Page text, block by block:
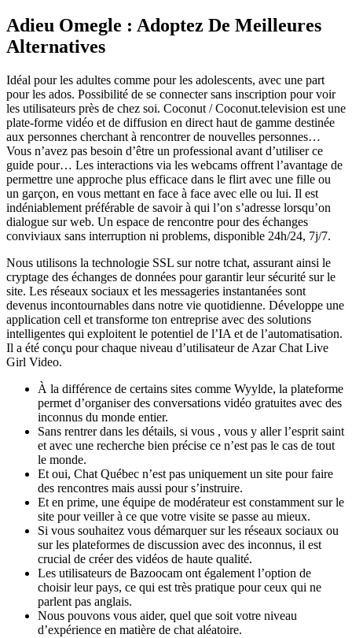
Adieu Omegle : Adoptez De Meilleures
Alternatives
Idéal pour les adultes comme pour les adolescents, avec une part
pour les ados. Possibilité de se connecter sans inscription pour voir
les utilisateurs près de chez soi. Coconut / Coconut.television est une
plate-forme vidéo et de diffusion en direct haut de gamme destinée
aux personnes cherchant à rencontrer de nouvelles personnes…
Vous n’avez pas besoin d’être un professional avant d’utiliser ce
guide pour… Les interactions via les webcams offrent l’avantage de
permettre une approche plus efficace dans le flirt avec une fille ou
un garçon, en vous mettant en face à face avec elle ou lui. Il est
indéniablement préférable de savoir à qui l’on s’adresse lorsqu’on
dialogue sur web. Un espace de rencontre pour des échanges
conviviaux sans interruption ni problems, disponible 24h/24, 7j/7.
Nous utilisons la technologie SSL sur notre tchat, assurant ainsi le
cryptage des échanges de données pour garantir leur sécurité sur le
site. Les réseaux sociaux et les messageries instantanées sont
devenus incontournables dans notre vie quotidienne. Développe une
application cell et transforme ton entreprise avec des solutions
intelligentes qui exploitent le potentiel de l’IA et de l’automatisation.
Il a été conçu pour chaque niveau d’utilisateur de Azar Chat Live
Girl Video.
À la différence de certains sites comme Wyylde, la plateforme
permet d’organiser des conversations vidéo gratuites avec des
inconnus du monde entier.
Sans rentrer dans les détails, si vous , vous y aller l’esprit saint
et avec une recherche bien précise ce n’est pas le cas de tout
le monde.
Et oui, Chat Québec n’est pas uniquement un site pour faire
des rencontres mais aussi pour s’instruire.
Et en prime, une équipe de modérateur est constamment sur le
site pour veiller à ce que votre visite se passe au mieux.
Si vous souhaitez vous démarquer sur les réseaux sociaux ou
sur les plateformes de discussion avec des inconnus, il est
crucial de créer des vidéos de haute qualité.
Les utilisateurs de Bazoocam ont également l’option de
choisir leur pays, ce qui est très pratique pour ceux qui ne
parlent pas anglais.
Nous pouvons vous aider, quel que soit votre niveau
d’expérience en matière de chat aléatoire.